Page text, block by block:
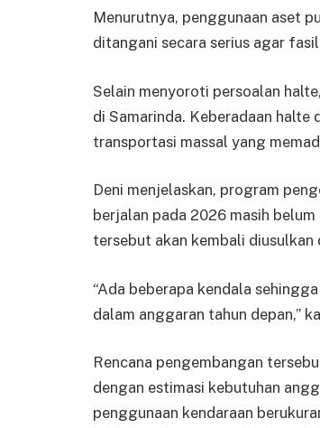
Menurutnya, penggunaan aset
ditangani secara serius agar
Selain menyoroti persoalan
di Samarinda. Keberadaan
transportasi massal yang
Deni menjelaskan, program
berjalan pada 2026 masih
tersebut akan kembali diusulkan
“Ada beberapa kendala
dalam anggaran tahun depan,”
Rencana pengembangan
dengan estimasi kebutuhan
penggunaan kendaraan